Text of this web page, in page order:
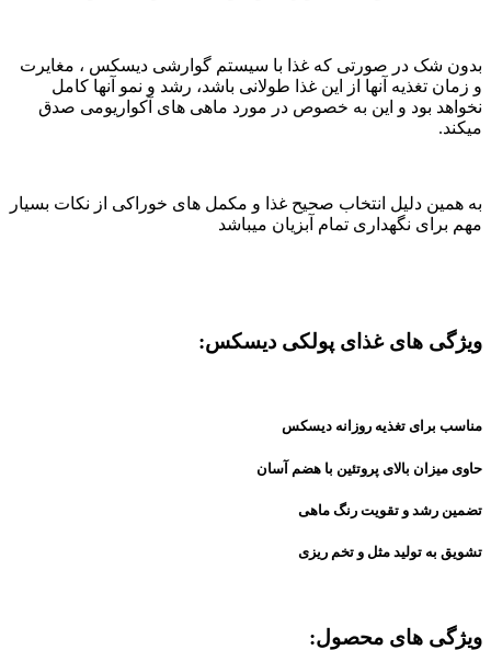
بدون شک در صورتی که غذا با سیستم گوارشی دیسکس ، مغایرت
و زمان تغذیه آنها از این غذا طولانی باشد، رشد و نمو آنها کامل
نخواهد بود و این به خصوص در مورد ماهی های آکواریومی صدق
میکند.
به همین دلیل انتخاب صحیح غذا و مکمل های خوراکی از نکات بسیار
مهم برای نگهداری تمام آبزیان میباشد
ویژگی های غذای پولکی دیسکس:
مناسب برای تغذیه روزانه دیسکس
حاوی میزان بالای پروتئین با هضم آسان
تضمین رشد و تقویت رنگ ماهی
تشویق به تولید مثل و تخم ریزی
ویژگی های محصول: